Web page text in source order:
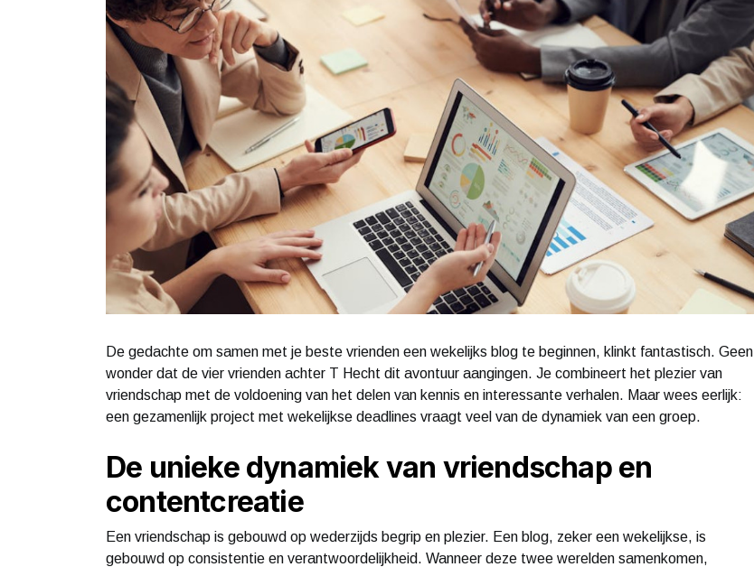
De gedachte om samen met je beste vrienden een wekelijks blog te beginnen, klinkt fantastisch. Geen
wonder dat de vier vrienden achter T Hecht dit avontuur aangingen. Je combineert het plezier van
vriendschap met de voldoening van het delen van kennis en interessante verhalen. Maar wees eerlijk:
een gezamenlijk project met wekelijkse deadlines vraagt veel van de dynamiek van een groep.
De unieke dynamiek van vriendschap en
contentcreatie
Een vriendschap is gebouwd op wederzijds begrip en plezier. Een blog, zeker een wekelijkse, is
gebouwd op consistentie en verantwoordelijkheid. Wanneer deze twee werelden samenkomen,